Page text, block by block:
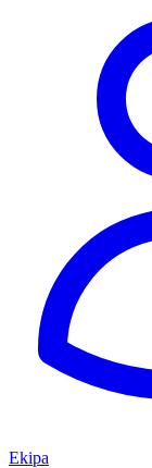
Ekipa